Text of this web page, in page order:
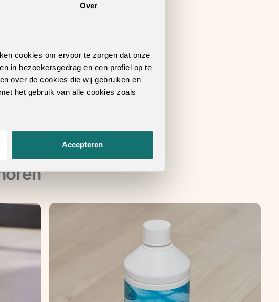
Over
cookies om ervoor te zorgen dat onze
in bezoekersgedrag en een profiel op te
over de cookies die wij gebruiken en
het gebruik van alle cookies zoals
Accepteren